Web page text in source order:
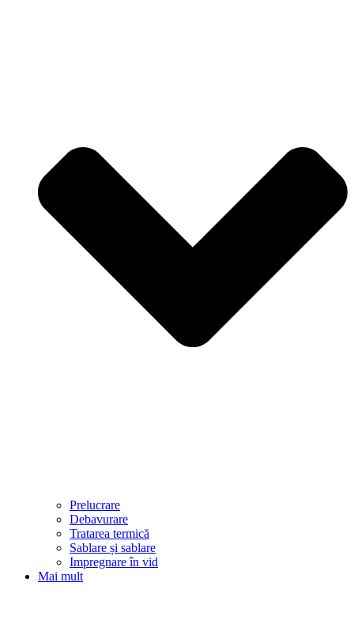
Prelucrare
Debavurare
Tratarea termică
Sablare și sablare
Impregnare în vid
Mai mult